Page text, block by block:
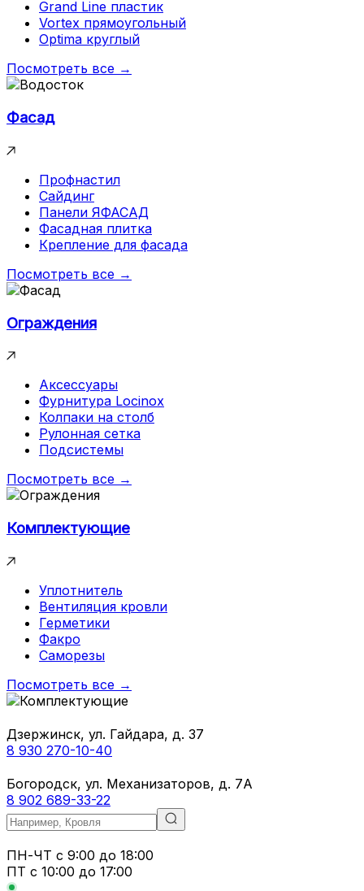
Grand Line пластик
Vortex прямоугольный
Optima круглый
Посмотреть все →
Фасад
Профнастил
Сайдинг
Панели ЯФАСАД
Фасадная плитка
Крепление для фасада
Посмотреть все →
Ограждения
Аксессуары
Фурнитура Locinox
Колпаки на столб
Рулонная сетка
Подсистемы
Посмотреть все →
Комплектующие
Уплотнитель
Вентиляция кровли
Герметики
Факро
Саморезы
Посмотреть все →
Дзержинск, ул. Гайдара, д. 37
8 930 270-10-40
Богородск, ул. Механизаторов, д. 7А
8 902 689-33-22
ПН-ЧТ с 9:00 до 18:00
ПТ с 10:00 до 17:00